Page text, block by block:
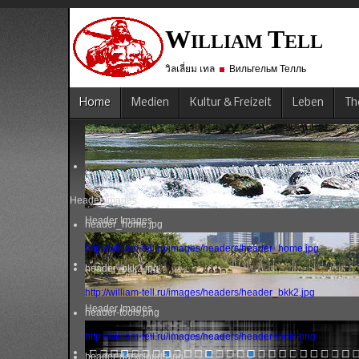
WILLIAM TELL
วิลเลี่ยม เทล Вильгельм Телль
Home Medien Kultur & Freizeit Leben
Header Images
Header Images
Header Images
header_home.jpg
http://william-tell.ru/images/headers/header_home.jpg
header_bkk2.jpg
http://william-tell.ru/images/headers/header_bkk2.jpg
header-tools.png
http://william-tell.ru/images/headers/header-tools.png
header-darkclouds.jpg